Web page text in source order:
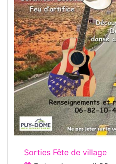
Sorties Fête de village